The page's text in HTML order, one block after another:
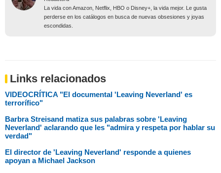
La vida con Amazon, Netflix, HBO o Disney+, la vida mejor. Le gusta
perderse en los catálogos en busca de nuevas obsesiones y joyas
escondidas.
Links relacionados
VIDEOCRÍTICA "El documental 'Leaving Neverland' es
terrorífico"
Barbra Streisand matiza sus palabras sobre 'Leaving
Neverland' aclarando que les "admira y respeta por hablar su
verdad"
El director de 'Leaving Neverland' responde a quienes
apoyan a Michael Jackson